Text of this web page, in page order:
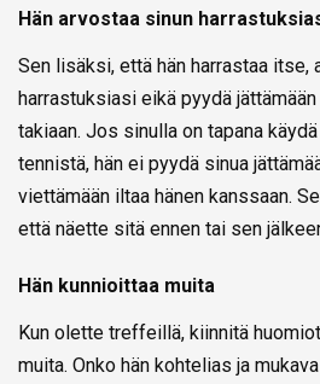
Hän arvostaa sinun
Sen lisäksi, että hän harrastaa itse,
harrastuksiasi eikä pyydä
takiaan. Jos sinulla on tapana
tennistä, hän ei pyydä sinua
viettämään iltaa hänen kanssaan.
että näette sitä ennen tai sen
Hän kunnioittaa muita
Kun olette treffeillä, kiinnitä
muita. Onko hän kohtelias ja